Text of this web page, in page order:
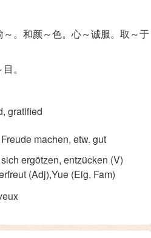
。和颜～色。心～诚服。取～于
。
gratified
machen, etw. gut
ergötzen, entzücken (V)​
(Adj)​,Yue (Eig, Fam)